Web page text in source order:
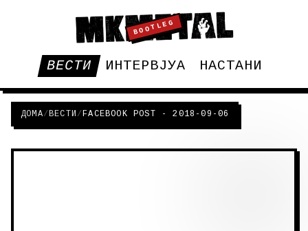
BOOTLEG
ВЕСТИ ИНТЕРВЈУА НАСТАНИ
ДОМА/ВЕСТИ /FACEBOOK POST - 2018-09-06